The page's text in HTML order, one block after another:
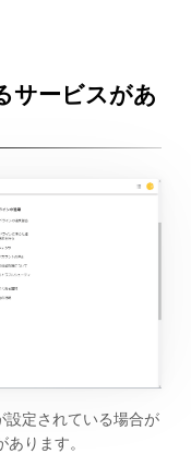
サービスがあ
設定されている場合が
ります。